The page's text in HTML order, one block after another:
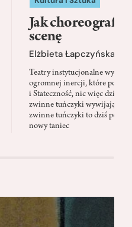
Jak
scenę
Elżbieta Łapczyńska
Teatry instytucjonalne
ogromnej inercji, które ponad
i Stateczność, nic więc
zwinne tuńczyki wywijają
zwinne tuńczyki to dziś
nowy taniec